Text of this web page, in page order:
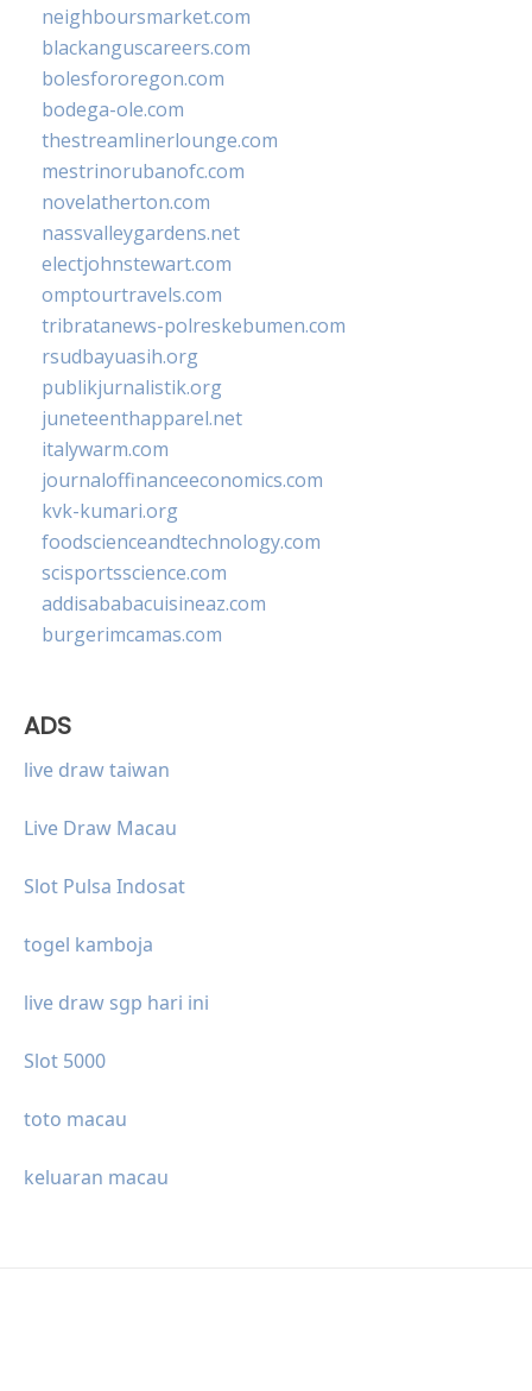
neighboursmarket.com
blackanguscareers.com
bolesfororegon.com
bodega-ole.com
thestreamlinerlounge.com
mestrinorubanofc.com
novelatherton.com
nassvalleygardens.net
electjohnstewart.com
omptourtravels.com
tribratanews-polreskebumen.com
rsudbayuasih.org
publikjurnalistik.org
juneteenthapparel.net
italywarm.com
journaloffinanceeconomics.com
kvk-kumari.org
foodscienceandtechnology.com
scisportsscience.com
addisababacuisineaz.com
burgerimcamas.com
ADS
live draw taiwan
Live Draw Macau
Slot Pulsa Indosat
togel kamboja
live draw sgp hari ini
Slot 5000
toto macau
keluaran macau